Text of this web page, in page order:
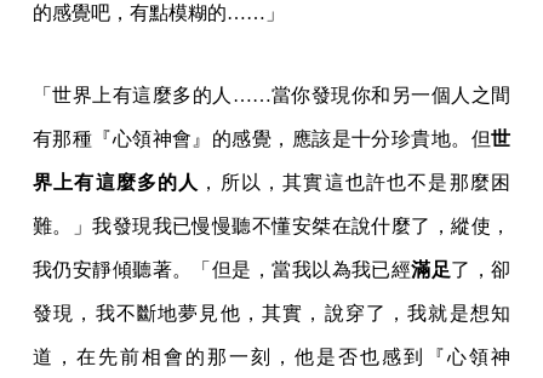
的感覺吧，有點模糊的……」
「世界上有這麼多的人……當你發現你和另一個人之間
有那種『心領神會』的感覺，應該是十分珍貴地。但世
界上有這麼多的人 ，所以，其實這也許也不是那麼困
難。」我發現我已慢慢聽不懂安桀在說什麼了，縱使，
我仍安靜傾聽著。「但是，當我以為我已經滿足了，卻
發現，我不斷地夢見他，其實，說穿了，我就是想知
道，在先前相會的那一刻，他是否也感到『心領神